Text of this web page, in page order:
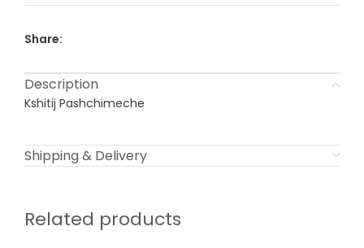
Share:
Description
Kshitij Pashchimeche
Shipping & Delivery
Related products